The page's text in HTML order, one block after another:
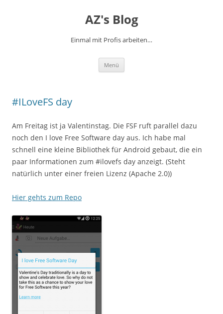
AZ's Blog
Einmal mit Profis arbeiten…
Menü
#ILoveFS day
Am Freitag ist ja Valentinstag. Die FSF ruft parallel dazu
noch den I love Free Software day aus. Ich habe mal
schnell eine kleine Bibliothek für Android gebaut, die ein
paar Informationen zum #ilovefs day anzeigt. (Steht
natürlich unter einer freien Lizenz (Apache 2.0))
Hier gehts zum Repo